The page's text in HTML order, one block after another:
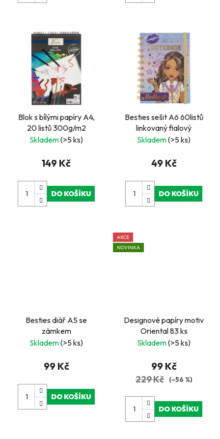
Blok s bílými papíry A4,
20 listů 300g/m2
Skladem(>5 ks)
149 Kč
DO KOŠÍKU
Besties sešit A6 60listů
linkovaný fialový
Skladem(>5 ks)
49 Kč
DO KOŠÍKU
Besties diář A5 se
zámkem
Skladem(>5 ks)
99 Kč
DO KOŠÍKU
AKCE
NOVINKA
Designové papíry motiv
Oriental 83 ks
Skladem(>5 ks)
99 Kč
229 Kč (–56 %)
DO KOŠÍKU